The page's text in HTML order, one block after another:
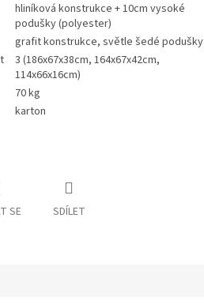
hliníková konstrukce + 10cm vysoké
podušky (polyester)
grafit konstrukce, světle šedé podušky
3 (186x67x38cm, 164x67x42cm,
114x66x16cm)
70 kg
karton
SE SDÍLET